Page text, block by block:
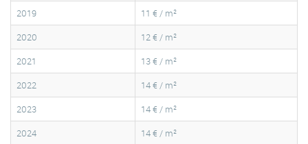
2019
11 € / m²
2020
12 € / m²
2021
13 € / m²
2022
14 € / m²
2023
14 € / m²
2024
14 € / m²